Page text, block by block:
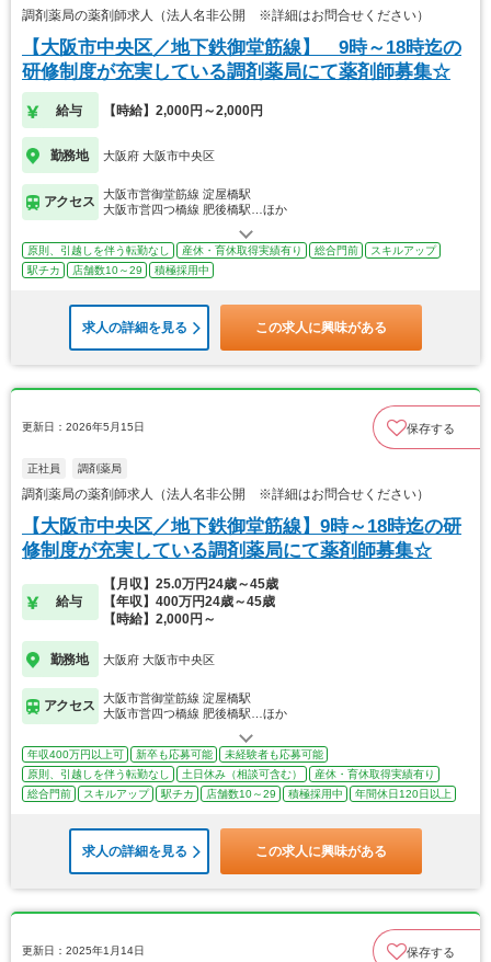
調剤薬局の薬剤師求人（法人名非公開 ※詳細はお問合せください）
【大阪市中央区／地下鉄御堂筋線】 9時～18時迄の
研修制度が充実している調剤薬局にて薬剤師募集☆
給与 【時給】2,000円～2,000円
勤務地 大阪府 大阪市中央区
アクセス
大阪市営御堂筋線 淀屋橋駅
大阪市営四つ橋線 肥後橋駅…ほか
原則、引越しを伴う転勤なし 産休・育休取得実績有り 総合門前
スキルアップ
駅チカ
店舗数10～29 積極採用中
求人の詳細を見る この求人に興味がある
更新日：2026年5月15日 保存する
正社員 調剤薬局
調剤薬局の薬剤師求人（法人名非公開 ※詳細はお問合せください）
【大阪市中央区／地下鉄御堂筋線】9時～18時迄の研
修制度が充実している調剤薬局にて薬剤師募集☆
給与
【月収】25.0万円24歳～45歳
【年収】400万円24歳～45歳
【時給】2,000円～
勤務地 大阪府 大阪市中央区
アクセス
大阪市営御堂筋線 淀屋橋駅
大阪市営四つ橋線 肥後橋駅…ほか
年収400万円以上可 新卒も応募可能
未経験者も応募可能
原則、引越しを伴う転勤なし
土日休み（相談可含む）
産休・育休取得実績有り
総合門前
スキルアップ 駅チカ 店舗数10～29 積極採用中 年間休日120日以上
求人の詳細を見る この求人に興味がある
更新日：2025年1月14日 保存する